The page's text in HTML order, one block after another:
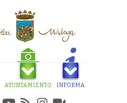
AYUNTAMIENTO INFORMA